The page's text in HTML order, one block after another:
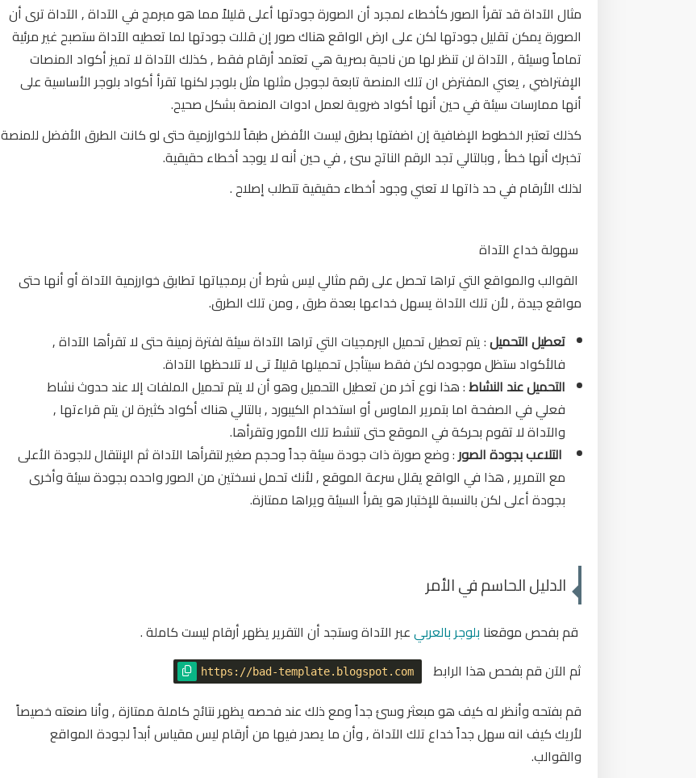
مثال الآداة قد تقرأ الصور كأخطاء لمجرد أن الصورة جودتها أعلى قليلاً مما هو مبرمج في الآداة , الآداة ترى أن
الصورة يمكن تقليل جودتها لكن على ارض الواقع هناك صور إن قللت جودتها لما تعطيه الآداة ستصبح غير مرئية
تماماً وسيئة , الآداة لن تنظر لها من ناحية بصرية هي تعتمد أرقام فقط , كذلك الآداة لا تميز أكواد المنصات
الإفتراضي , يعني المفترض ان تلك المنصة تابعة لجوجل مثلها مثل بلوجر لكنها تقرأ أكواد بلوجر الأساسية على
أنها ممارسات سيئة في حين أنها أكواد ضروية لعمل ادوات المنصة بشكل صحيح.
كذلك تعتبر الخطوط الإضافية إن اضفتها بطرق ليست الأفضل طبقاً للخوارزمية حتى لو كانت الطرق الأفضل للمنصة
تخبرك أنها خطأ , وبالتالي تجد الرقم الناتج سئ , في حين أنه لا يوجد أخطاء حقيقية.
لذلك الأرقام في حد ذاتها لا تعني وجود أخطاء حقيقية تتطلب إصلاح .
سهولة خداع الآداة
القوالب والمواقع التي تراها تحصل على رقم مثالي ليس شرط أن برمجياتها تطابق خوارزمية الآداة أو أنها حتى
مواقع جيدة , لأن تلك الآداة يسهل خداعها بعدة طرق , ومن تلك الطرق.
تعطيل التحميل: يتم تعطيل تحميل البرمجيات التي تراها الآداة سيئة لفترة زمينة حتى لا تقرأها الآداة ,
فالأكواد ستظل موجوده لكن فقط سيتأجل تحميلها قليلاً تى لا تلاحظها الآداة.
التحميل عند النشاط: هذا نوع آخر من تعطيل التحميل وهو أن لا يتم تحميل الملفات إلا عند حدوث نشاط
فعلي في الصفحة اما بتمرير الماوس أو استخدام الكيبورد , بالتالي هناك أكواد كثيرة لن يتم قراءتها ,
والآداة لا تقوم بحركة في الموقع حتى تنشط تلك الأمور وتقرأها.
التلاعب بجودة الصور: وضع صورة ذات جودة سيئة جداً وحجم صغير لتقرأها الآداة ثم الإنتقال للجودة الأعلى
مع التمرير , هذا في الواقع يقلل سرعة الموقع , لأنك تحمل نسختين من الصور واحده بجودة سيئة وأخرى
بجودة أعلى لكن بالنسبة للإختبار هو يقرأ السيئة ويراها ممتازة.
الدليل الحاسم في الأمر
قم بفحص موقعنا بلوجر بالعربيعبر الآداة وستجد أن التقرير يظهر أرقام ليست كاملة .
ثم الآن قم بفحص هذا الرابط
https://bad-template.blogspot.com
قم بفتحه وأنظر له كيف هو مبعثر وسئ جداً ومع ذلك عند فحصه يظهر نتائج كاملة ممتازة , وأنا صنعته خصيصاً
لأريك كيف انه سهل جداً خداع تلك الآداة , وأن ما يصدر فيها من أرقام ليس مقياس أبداً لجودة المواقع
والقوالب.